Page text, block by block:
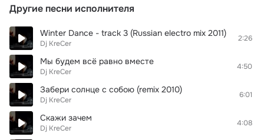
Другие песни исполнителя
Winter Dance - track 3 (Russian electro mix 2011)
Dj KreCer
2:26
Мы будем всё равно вместе
Dj KreCer
4:50
Забери солнце с собою (remix 2010)
Dj KreCer
6:01
Скажи зачем
Dj KreCer
4:08